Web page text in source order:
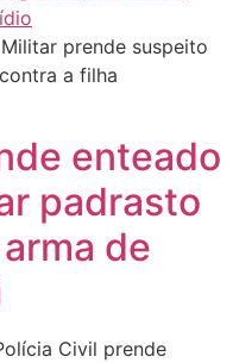
prende suspeito
a filha
enteado
padrasto
de
Civil prende